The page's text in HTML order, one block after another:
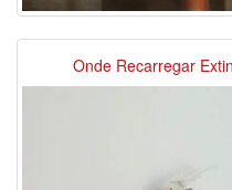
Onde Recarregar